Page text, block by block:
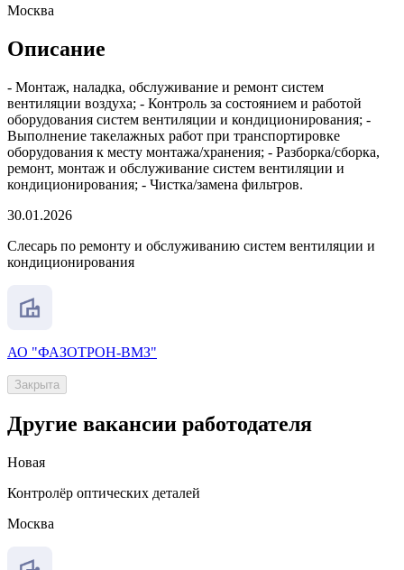
Москва
Описание
- Монтаж, наладка, обслуживание и ремонт систем
вентиляции воздуха; - Контроль за состоянием и работой
оборудования систем вентиляции и кондиционирования; -
Выполнение такелажных работ при транспортировке
оборудования к месту монтажа/хранения; - Разборка/сборка,
ремонт, монтаж и обслуживание систем вентиляции и
кондиционирования; - Чистка/замена фильтров.
30.01.2026
Слесарь по ремонту и обслуживанию систем вентиляции и
кондиционирования
АО "ФАЗОТРОН-ВМЗ"
Закрыта
Другие вакансии работодателя
Новая
Контролёр оптических деталей
Москва